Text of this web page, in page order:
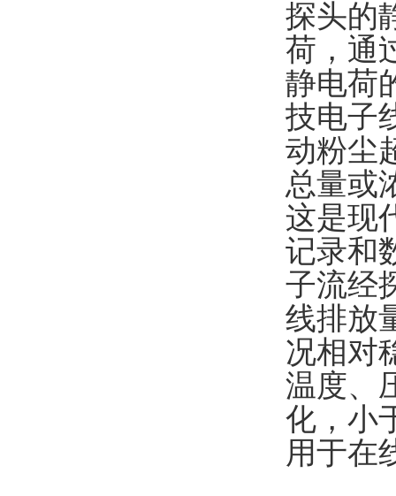
探头的
荷，通
静电荷
技电子
动粉尘
总量或
这是现
记录和
子流经
线排放
况相对
温度、
化， 小
用于在